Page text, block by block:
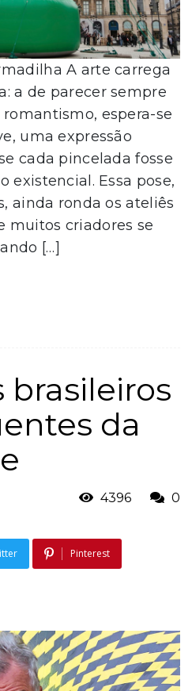
A arte carrega
a de parecer sempre
espera-se
uma expressão
cada pincelada fosse
existencial. Essa pose,
ainda ronda os ateliês
muitos criadores se
[…]
brasileiros
da
4396 0
Pinterest